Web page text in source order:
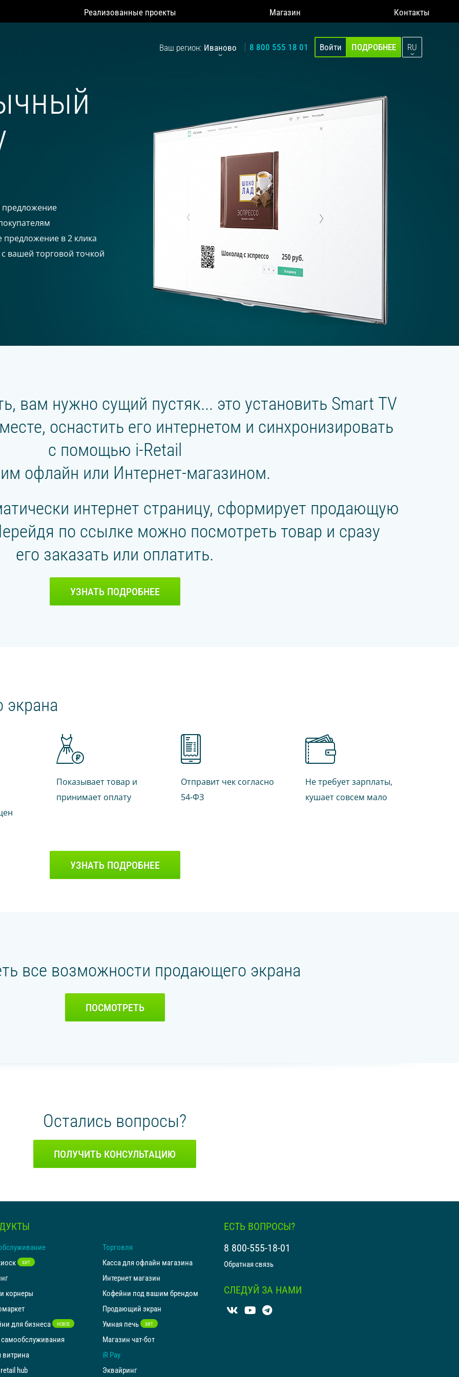
Реализованные проекты Магазин Контакты
Ваш регион: Иваново 8 800 555 18 01 Войти ПОДРОБНЕЕ RU
предложение
предложение в 2 клика
вашей торговой точкой
вам нужно сущий пустяк... это установить Smart TV
оснастить его интернетом и синхронизировать
с помощью i-Retail
офлайн или Интернет-магазином.
интернет страницу, сформирует продающую
по ссылке можно посмотреть товар и сразу
его заказать или оплатить.
УЗНАТЬ ПОДРОБНЕЕ
Показывает товар и
принимает оплату
Отправит чек согласно
54-ФЗ
Не требует зарплаты,
кушает совсем мало
УЗНАТЬ ПОДРОБНЕЕ
все возможности продающего экрана
ПОСМОТРЕТЬ
Остались вопросы?
ПОЛУЧИТЬ КОНСУЛЬТАЦИЮ
ХИТ
корнеры
для бизнеса
НОВОЕ
самообслуживания
витрина
hub
Торговля
Касса для офлайн магазина
Интернет магазин
Кофейни под вашим брендом
Продающий экран
Умная печь
ХИТ
Магазин чат-бот
iR Pay
Эквайринг
ЕСТЬ ВОПРОСЫ?
8 800-555-18-01
Обратная связь
СЛЕДУЙ ЗА НАМИ